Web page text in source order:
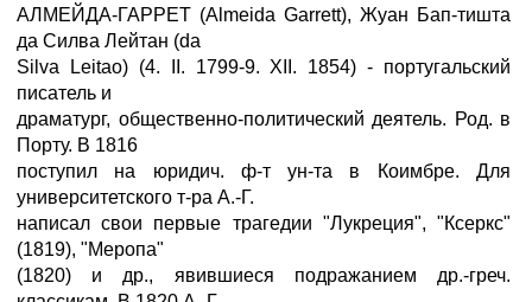
АЛМЕЙДА-ГАРРЕТ (Almeida Garrett), Жуан Бап-тишта
да Силва Лейтан (da
Silva Leitao) (4. II. 1799-9. XII. 1854) - португальский
писатель и
драматург, общественно-политический деятель. Род. в
Порту. В 1816
поступил на юридич. ф-т ун-та в Коимбре. Для
университетского т-ра А.-Г.
написал свои первые трагедии "Лукреция", "Ксеркс"
(1819), "Меропа"
(1820) и др., явившиеся подражанием др.-греч.